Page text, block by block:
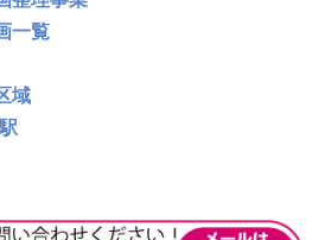
一覧
域